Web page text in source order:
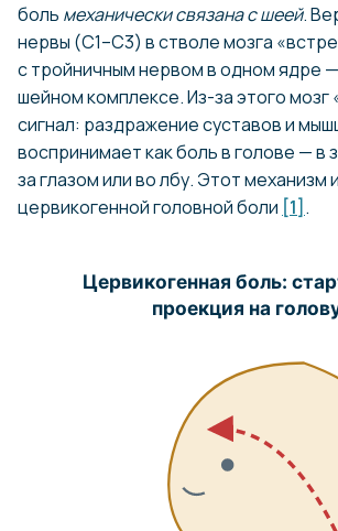
боль механически связана с шеей.
нервы (C1–C3) в стволе мозга
с тройничным нервом в одном ядре
шейном комплексе. Из-за этого мозг
сигнал: раздражение суставов и
воспринимает как боль в голове — в
за глазом или во лбу. Этот механизм
цервикогенной головной боли [1] .
Цервикогенная боль:
проекция на